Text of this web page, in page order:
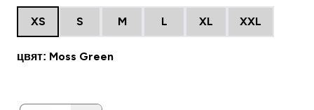
XS S M L XL XXL
цвят: Moss Green